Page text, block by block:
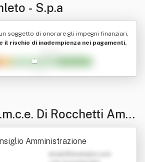
- S.p.a
soggetto di onorare gli impegni finanziari,
il rischio di inadempienza nei pagamenti.
Di Rocchetti Amle
Amministrazione